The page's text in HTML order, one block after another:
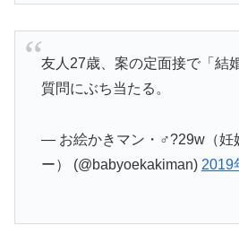
友人27歳、案の定面接で「結
質問にぶち当たる。
— お絵かきマン・♂?29w（妊
ー） (@babyoekakiman) 2019